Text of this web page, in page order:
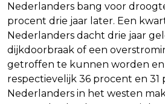
Nederlanders bang voor
procent drie jaar later. Een
Nederlanders dacht drie jaar
dijkdoorbraak of een
getroffen te kunnen worden
respectievelijk 36 procent en 31
Nederlanders in het westen